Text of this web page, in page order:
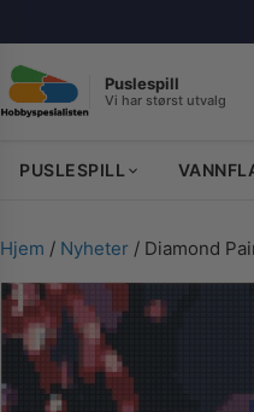
Puslespill
Vi har størst utvalg
PUSLESPILL
Hjem / Nyheter / Diamond